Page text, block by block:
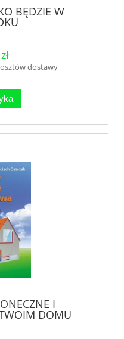
BĘDZIE W
dostawy
I
DOMU